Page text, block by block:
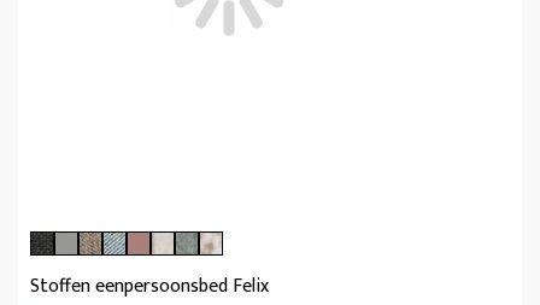
Stoffen eenpersoonsbed Felix